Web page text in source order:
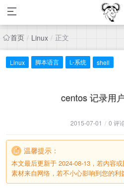
首页 / Linux / 正文
Linux 脚本语言 L-系统 shell
centos 记录用
2015-07-01 / 0 评
温馨提示：
本文最后更新于 2024-08-13，若内容
素材来自网络，若不小心影响到您的利